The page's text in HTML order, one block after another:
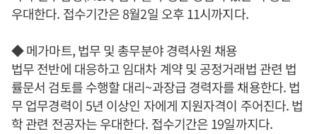
우대한다. 접수기간은 8월2일 오후 11시까지다.
◆ 메가마트, 법무 및 총무분야 경력사원 채용
법무 전반에 대응하고 임대차 계약 및 공정거래법 관련 법
률문서 검토를 수행할 대리~과장급 경력자를 채용한다. 법
무 업무경력이 5년 이상인 자에게 지원자격이 주어진다. 법
학 관련 전공자는 우대한다. 접수기간은 19일까지다.